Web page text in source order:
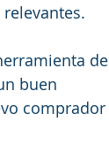
de
buen
comprador